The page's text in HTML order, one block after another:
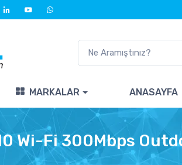
MARKALAR ANASAYFA
Wi-Fi 300Mbps